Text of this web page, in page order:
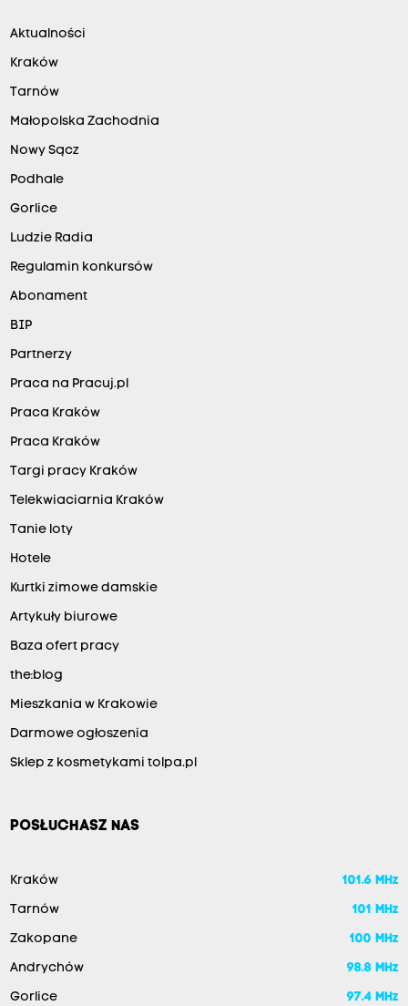
Aktualności
Kraków
Tarnów
Małopolska Zachodnia
Nowy Sącz
Podhale
Gorlice
Ludzie Radia
Regulamin konkursów
Abonament
BIP
Partnerzy
Praca na Pracuj.pl
Praca Kraków
Praca Kraków
Targi pracy Kraków
Telekwiaciarnia Kraków
Tanie loty
Hotele
Kurtki zimowe damskie
Artykuły biurowe
Baza ofert pracy
the:blog
Mieszkania w Krakowie
Darmowe ogłoszenia
Sklep z kosmetykami tolpa.pl
POSŁUCHASZ NAS
Kraków 101.6 MHz
Tarnów 101 MHz
Zakopane 100 MHz
Andrychów 98.8 MHz
Gorlice 97.4 MHz